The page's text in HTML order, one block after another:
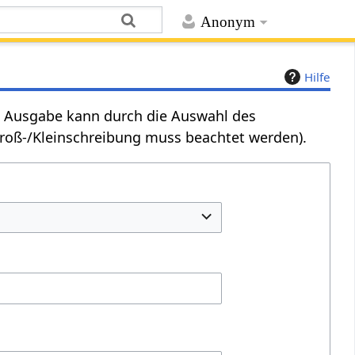
Anonym
Hilfe
kann durch die Auswahl des
Kleinschreibung muss beachtet werden).